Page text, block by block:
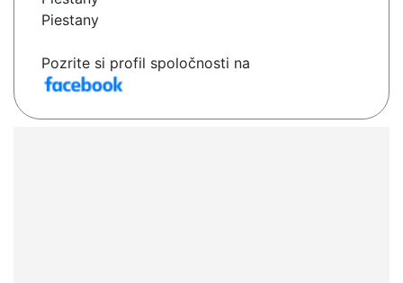
Piestany
Pozrite si profil spoločnosti na